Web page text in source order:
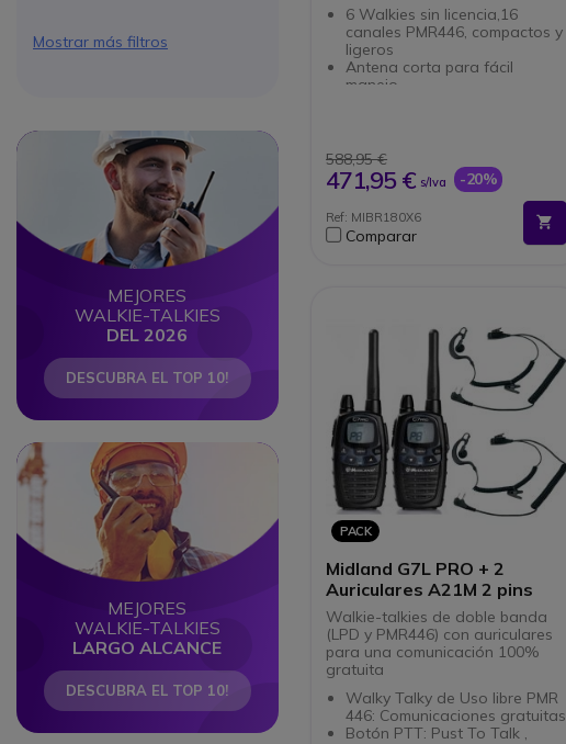
6 Walkies sin licencia,16
canales PMR446, compactos y
ligeros
Antena corta para fácil
manejo
usuarios
Menú simple que evita ajustes
erróneos
Kenwood 2 pin
Con cargador múltiple para
588,95 €
471,95 € s/Iva -20%
Ref: MIBR180X6
Comparar
PACK
Midland G7L PRO + 2
Auriculares A21M 2 pins
Walkie-talkies de doble banda
(LPD y PMR446) con auriculares
para una comunicación 100%
gratuita
Walky Talky de Uso libre PMR
446: Comunicaciones gratuitas
Botón PTT: Pust To Talk ,
Mostrar más filtros
Circle
Circle
MEJORES
WALKIE-TALKIES
DEL 2026
DESCUBRA EL TOP 10!
Circle
Circle
MEJORES
WALKIE-TALKIES
LARGO ALCANCE
DESCUBRA EL TOP 10!